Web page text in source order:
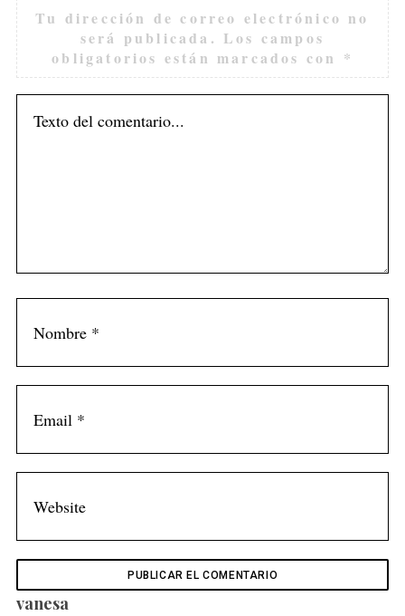
Tu dirección de correo electrónico no
será publicada. Los campos
obligatorios están marcados con *
s
vanesa